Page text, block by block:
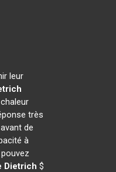
leur
très
de
à
Dietrich $